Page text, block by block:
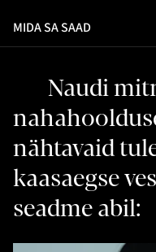
MIDA SA SAAD
Naudi
nähtavaid
kaasaegse
seadme abil: